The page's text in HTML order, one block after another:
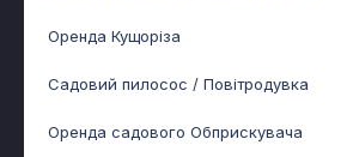
Оренда Кущоріза
Садовий пилосос / Повітродувка
Оренда садового Обприскувача